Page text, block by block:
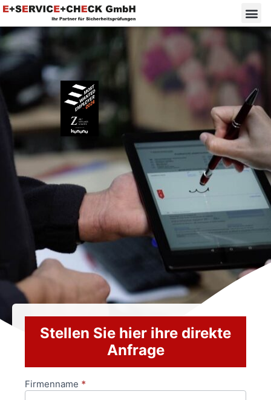
Stellen Sie hier ihre direkte
Anfrage
Anfrageformular
Firmenname *